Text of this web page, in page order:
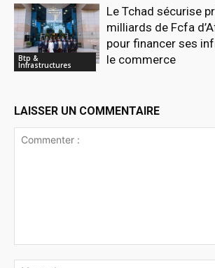
Btp &
Infrastructures
Le Tchad sécurise
milliards de Fcfa
pour financer ses
le commerce
LAISSER UN COMMENTAIRE